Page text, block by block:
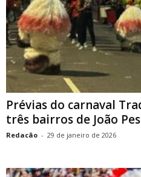
Prévias do carnaval
três bairros de João
Redacão - 29 de janeiro de 2026